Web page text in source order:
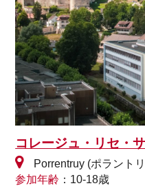
コレージュ・リセ・
Porrentruy (ポラント
参加年齢 ：10-18歳